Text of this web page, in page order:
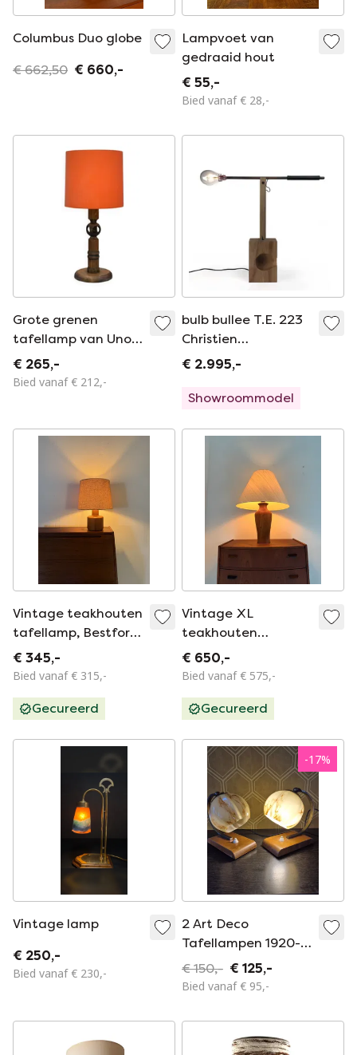
Columbus Duo globe
€ 662,50 € 660,-
Lampvoet van
gedraaid hout
€ 55,-
Bied vanaf € 28,-
Grote grenen
tafellamp van Uno
& Östen Kristiansson
voor Luxus, Zweden
€ 265,-
Bied vanaf € 212,-
bulb bullee T.E. 223
Christien
Meindertsma
09/10
€ 2.995,-
Showroommodel
Vintage teakhouten
tafellamp, Bestform
‘70
€ 345,-
Bied vanaf € 315,-
Gecureerd
Vintage XL
teakhouten
tafellamp, Dyrlund
‘80
€ 650,-
Bied vanaf € 575,-
Gecureerd
Vintage lamp
€ 250,-
Bied vanaf € 230,-
-17%
2 Art Deco
Tafellampen 1920-
1940
€ 150,- € 125,-
Bied vanaf € 95,-